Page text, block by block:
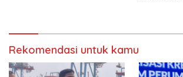
Rekomendasi untuk kamu